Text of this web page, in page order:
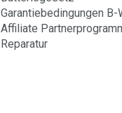
Garantiebedingungen B-
Affiliate
Reparatur